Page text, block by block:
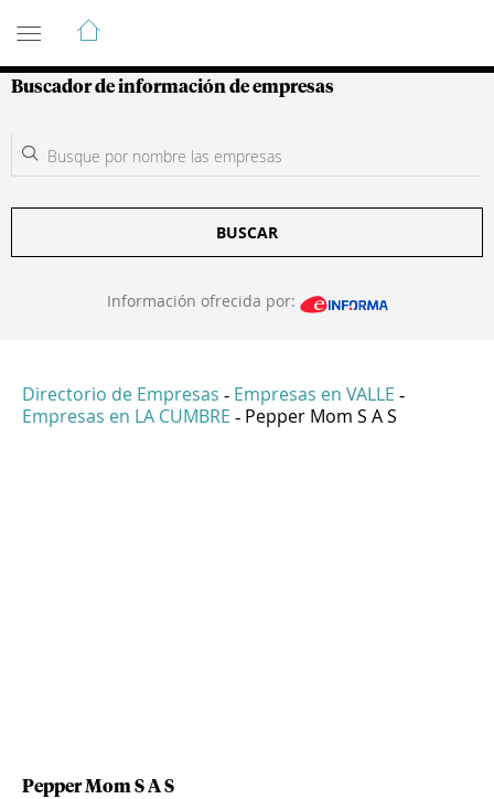
Guía de Empresas Colombianas
Buscador de información de empresas
BUSCAR
Información ofrecida por:
Directorio de Empresas - Empresas en VALLE -
Empresas en LA CUMBRE - Pepper Mom S A S
Pepper Mom S A S